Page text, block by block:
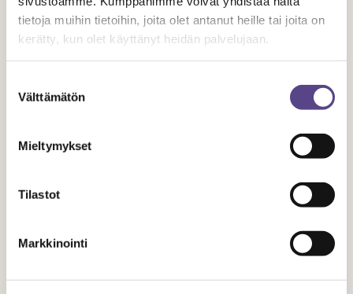
tietoja muihin tietoihin, joita olet antanut heille tai joita on
kerätty, kun olet käyttänyt heidän palvelujaan.
valinta
Välttämätön
Mieltymykset
Tilastot
Markkinointi
Aiheeseen liittyvät artikkelit
UUTISET